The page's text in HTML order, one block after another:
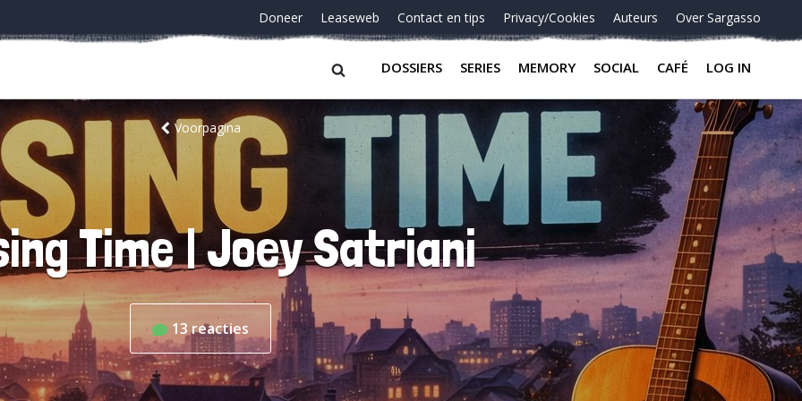
Doneer Leaseweb Contact en tips Privacy/Cookies Auteurs Over Sargasso
DOSSIERS SERIES MEMORY SOCIAL CAFÉ LOG IN
Voorpagina
Time | Joey Satriani
13 reacties